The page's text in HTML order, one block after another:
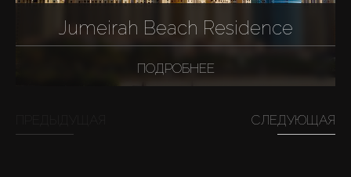
Jumeirah Beach Residence
ПОДРОБНЕЕ
СЛЕДУЮЩАЯ